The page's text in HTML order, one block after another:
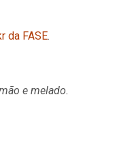
da FASE.
e melado.